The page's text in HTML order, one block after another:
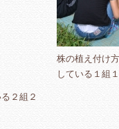
２組２
株の植え付け
している１組